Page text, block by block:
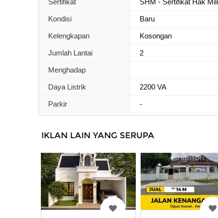
Kondisi Baru
Kelengkapan Kosongan
Jumlah Lantai 2
Menghadap
Daya Listrik 2200 VA
Parkir -
IKLAN LAIN YANG SERUPA